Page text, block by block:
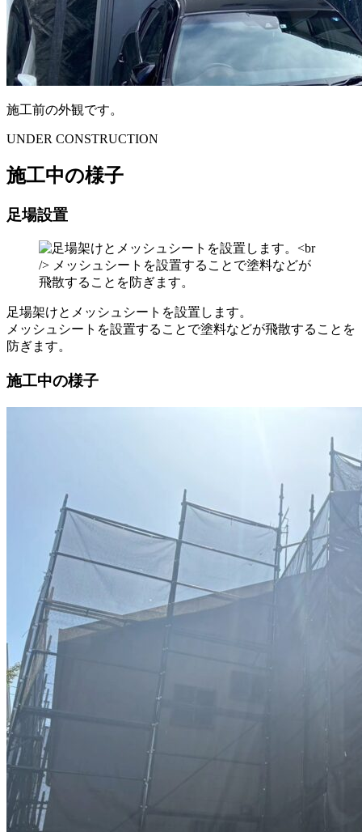
施工前の外観です。
UNDER CONSTRUCTION
施工中の様子
足場設置
足場架けとメッシュシートを設置します。
メッシュシートを設置することで塗料などが飛散することを
防ぎます。
施工中の様子